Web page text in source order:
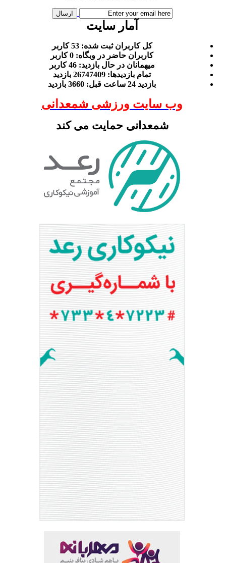
آمار سایت
كل کاربران ثبت شده: 53 کاربر
کاربران حاضر در وبگاه: 0 کاربر
ميهمانان در حال بازديد: 46 کاربر
تمام بازديد‌ها: 26747409 بازدید
بازديد 24 ساعت قبل: 3660 بازدید
وب سایت ورزشی شمعدانی
شمعدانی حمایت می کند